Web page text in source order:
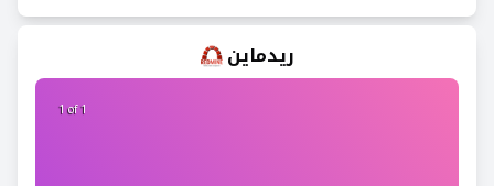
ريدماين
1 of 1